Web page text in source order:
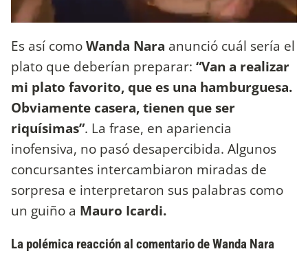
Es así comoWanda Nara anunció cuál sería el
plato que deberían preparar: “Van a realizar
mi plato favorito, que es una hamburguesa.
Obviamente casera, tienen que ser
riquísimas”. La frase, en apariencia
inofensiva, no pasó desapercibida. Algunos
concursantes intercambiaron miradas de
sorpresa e interpretaron sus palabras como
un guiño a Mauro Icardi.
La polémica reacción al comentario de Wanda Nara